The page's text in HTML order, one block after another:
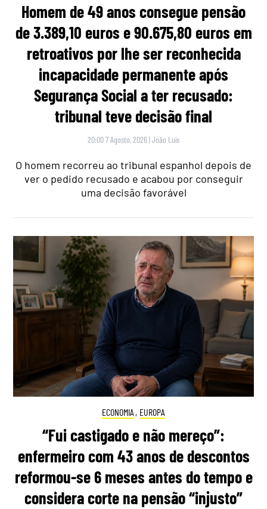
Homem de 49 anos consegue pensão
de 3.389,10 euros e 90.675,80 euros em
retroativos por lhe ser reconhecida
incapacidade permanente após
Segurança Social a ter recusado:
tribunal teve decisão final
20:00 7 Agosto, 2026 |João Luís
O homem recorreu ao tribunal espanhol depois de
ver o pedido recusado e acabou por conseguir
uma decisão favorável
ECONOMIA , EUROPA
“Fui castigado e não mereço”:
enfermeiro com 43 anos de descontos
reformou-se 6 meses antes do tempo e
considera corte na pensão “injusto”